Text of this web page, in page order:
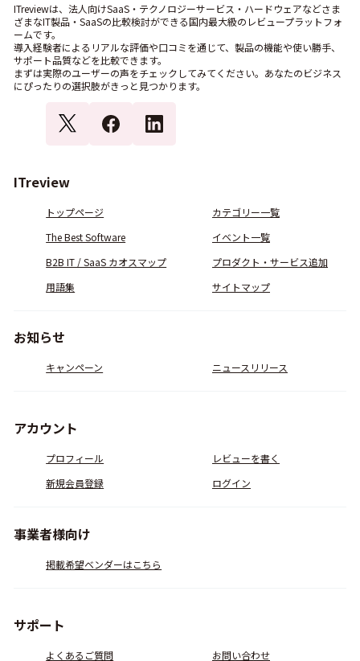
ITreviewは、法人向けSaaS・テクノロジーサービス・ハードウェアなどさま
ざまなIT製品・SaaSの比較検討ができる国内最大級のレビュープラットフォ
ームです。
導入経験者によるリアルな評価や口コミを通じて、製品の機能や使い勝手、
サポート品質などを比較できます。
まずは実際のユーザーの声をチェックしてみてください。あなたのビジネス
にぴったりの選択肢がきっと見つかります。
ITreview
トップページ
カテゴリー一覧
The Best Software
イベント一覧
B2B IT / SaaS カオスマップ
プロダクト・サービス追加
用語集
サイトマップ
お知らせ
キャンペーン ニュースリリース
アカウント
プロフィール
レビューを書く
新規会員登録
ログイン
事業者様向け
掲載希望ベンダーはこちら
サポート
よくあるご質問 お問い合わせ